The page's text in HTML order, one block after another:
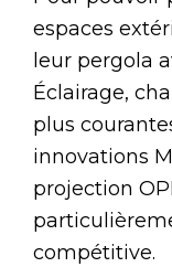
espaces
leur pergola
Éclairage,
plus
innovations
projection
compétitive.